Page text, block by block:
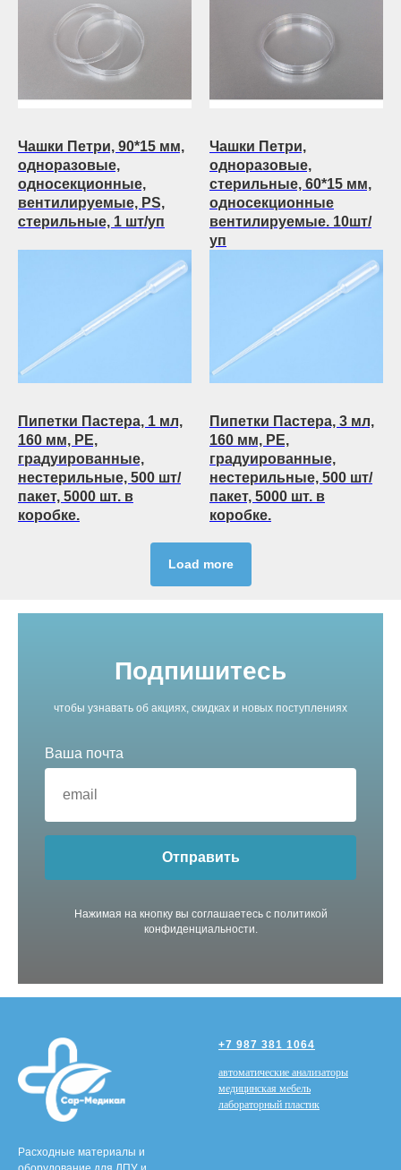
Чашки Петри, 90*15 мм,
одноразовые,
односекционные,
вентилируемые, PS,
стерильные, 1 шт/уп
Чашки Петри,
одноразовые,
стерильные, 60*15 мм,
односекционные
вентилируемые. 10шт/
уп
Пипетки Пастера, 1 мл,
160 мм, PE,
градуированные,
нестерильные, 500 шт/
пакет, 5000 шт. в
коробке.
Пипетки Пастера, 3 мл,
160 мм, PE,
градуированные,
нестерильные, 500 шт/
пакет, 5000 шт. в
коробке.
Load more
Подпишитесь
чтобы узнавать об акциях, скидках и новых поступлениях
Ваша почта
Отправить
Нажимая на кнопку вы соглашаетесь с политикой
конфиденциальности.
Расходные материалы и
+7 987 381 1064
автоматические анализаторы
медицинская мебель
лабораторный пластик